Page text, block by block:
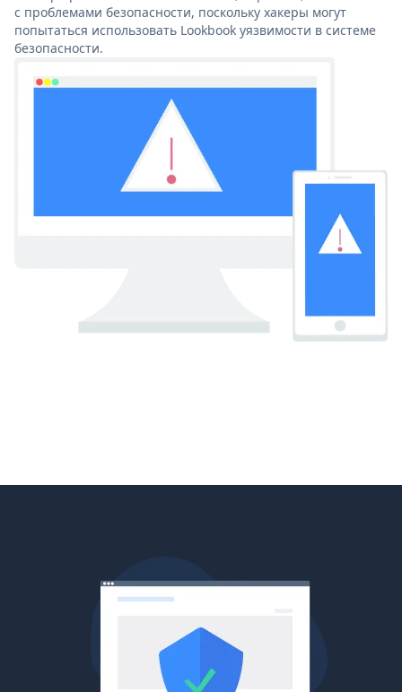
с проблемами безопасности, поскольку хакеры могут
попытаться использовать Lookbook уязвимости в системе
безопасности.